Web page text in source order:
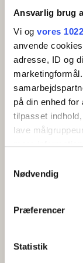
Ansvarlig brug
Vi og vores
anvende
adresse, ID og
på din enhed for
tilpasset
lave
mere
tilbage eller
Indsamle
Nødvendig
Præferencer
Statistik
et lille
to
køjeseng og
Adresse:
Mikroovn
Køleskab
Kaffemaskine/
Køkken
Grill
Sauna
KORT
+